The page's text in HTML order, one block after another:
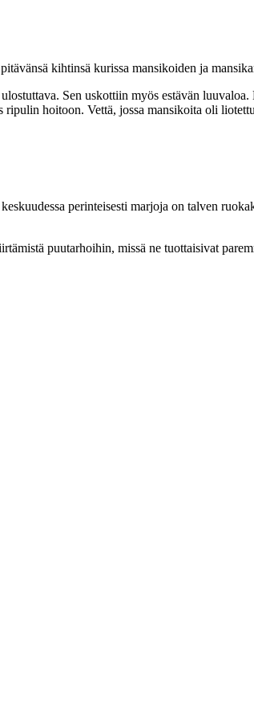
kihtinsä kurissa mansikoiden ja
Sen uskottiin myös estävän
hoitoon. Vettä, jossa mansikoita oli
perinteisesti marjoja on talven
puutarhoihin, missä ne tuottaisivat